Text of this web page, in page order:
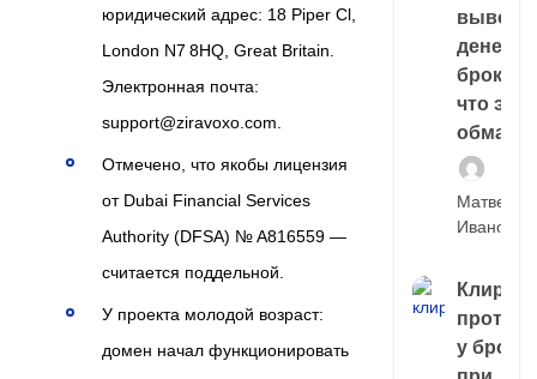
юридический адрес: 18 Piper Cl,
London N7 8HQ, Great Britain.
Электронная почта:
support@ziravoxo.com.
Отмечено, что якобы лицензия
от Dubai Financial Services
Authority (DFSA) № A816559 —
считается поддельной.
У проекта молодой возраст:
домен начал функционировать
выводе
денег у
что это,
обман?
Матвей
Иванов
Клиринг
у